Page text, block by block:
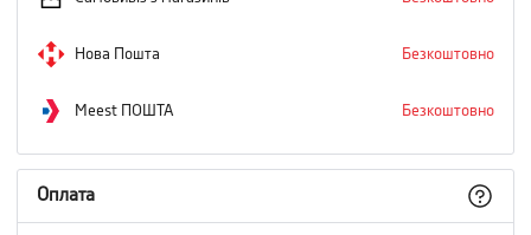
Нова Пошта Безкоштовно
Meest ПОШТА Безкоштовно
Оплата